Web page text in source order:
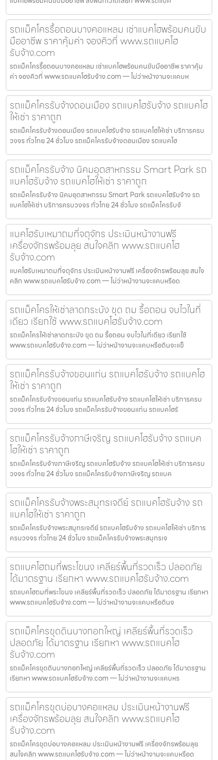
รถแม็คโครรื้อถอนบางคอแหลม เช่าแบคโฮพร้อมคนขับ
มืออาชีพ ราคาคุ้มค่า จองคิวที่ www.รถแบคโฮ
รับจ้าง.com
รถแม็คโครรื้อถอนบางคอแหลม เช่าแบคโฮพร้อมคนขับมืออาชีพ ราคาคุ้ม
ค่า จองคิวที่ www.รถแบคโฮรับจ้าง.com — ไม่ว่าหน้างานจะแคบห
รถแม็คโครรับจ้างดอนเมือง รถแบคโฮรับจ้าง รถแบคโฮ
ให้เช่า ราคาถูก
รถแม็คโครรับจ้างดอนเมือง รถแบคโฮรับจ้าง รถแบคโฮให้เช่า บริการครบ
วงจร ทั่วไทย 24 ชั่วโมง รถแม็คโครรับจ้างดอนเมือง รถแบคโฮ
รถแม็คโครรับจ้าง นิคมอุตสาหกรรม Smart Park รถ
แบคโฮรับจ้าง รถแบคโฮให้เช่า ราคาถูก
รถแม็คโครรับจ้าง นิคมอุตสาหกรรม Smart Park รถแบคโฮรับจ้าง รถ
แบคโฮให้เช่า บริการครบวงจร ทั่วไทย 24 ชั่วโมง รถแม็คโครรับจ้
แบคโฮรับเหมาถมที่จตุจักร ประเมินหน้างานฟรี
เครื่องจักรพร้อมลุย สนใจคลิก www.รถแบคโฮ
รับจ้าง.com
แบคโฮรับเหมาถมที่จตุจักร ประเมินหน้างานฟรี เครื่องจักรพร้อมลุย สนใจ
คลิก www.รถแบคโฮรับจ้าง.com — ไม่ว่าหน้างานจะแคบหรือด
รถแม็คโครให้เช่าลาดกระบัง ขุด ถม รื้อถอน จบไวในที่
เดียว เรียกใช้ www.รถแบคโฮรับจ้าง.com
รถแม็คโครให้เช่าลาดกระบัง ขุด ถม รื้อถอน จบไวในที่เดียว เรียกใช้
www.รถแบคโฮรับจ้าง.com — ไม่ว่าหน้างานจะแคบหรือดินจะแข็
รถแม็คโครรับจ้างขอนแก่น รถแบคโฮรับจ้าง รถแบคโฮ
ให้เช่า ราคาถูก
รถแม็คโครรับจ้างขอนแก่น รถแบคโฮรับจ้าง รถแบคโฮให้เช่า บริการครบ
วงจร ทั่วไทย 24 ชั่วโมง รถแม็คโครรับจ้างขอนแก่น รถแบคโฮรั
รถแม็คโครรับจ้างภาษีเจริญ รถแบคโฮรับจ้าง รถแบค
โฮให้เช่า ราคาถูก
รถแม็คโครรับจ้างภาษีเจริญ รถแบคโฮรับจ้าง รถแบคโฮให้เช่า บริการครบ
วงจร ทั่วไทย 24 ชั่วโมง รถแม็คโครรับจ้างภาษีเจริญ รถแบค
รถแม็คโครรับจ้างพระสมุทรเจดีย์ รถแบคโฮรับจ้าง รถ
แบคโฮให้เช่า ราคาถูก
รถแม็คโครรับจ้างพระสมุทรเจดีย์ รถแบคโฮรับจ้าง รถแบคโฮให้เช่า บริการ
ครบวงจร ทั่วไทย 24 ชั่วโมง รถแม็คโครรับจ้างพระสมุทรเจ
รถแบคโฮถมที่พระโขนง เคลียร์พื้นที่รวดเร็ว ปลอดภัย
ได้มาตรฐาน เรียกหา www.รถแบคโฮรับจ้าง.com
รถแบคโฮถมที่พระโขนง เคลียร์พื้นที่รวดเร็ว ปลอดภัย ได้มาตรฐาน เรียกหา
www.รถแบคโฮรับจ้าง.com — ไม่ว่าหน้างานจะแคบหรือดินจ
รถแม็คโครขุดดินบางกอกใหญ่ เคลียร์พื้นที่รวดเร็ว
ปลอดภัย ได้มาตรฐาน เรียกหา www.รถแบคโฮ
รับจ้าง.com
รถแม็คโครขุดดินบางกอกใหญ่ เคลียร์พื้นที่รวดเร็ว ปลอดภัย ได้มาตรฐาน
เรียกหา www.รถแบคโฮรับจ้าง.com — ไม่ว่าหน้างานจะแคบหร
รถแม็คโครขุดบ่อบางคอแหลม ประเมินหน้างานฟรี
เครื่องจักรพร้อมลุย สนใจคลิก www.รถแบคโฮ
รับจ้าง.com
รถแม็คโครขุดบ่อบางคอแหลม ประเมินหน้างานฟรี เครื่องจักรพร้อมลุย
สนใจคลิก www.รถแบคโฮรับจ้าง.com — ไม่ว่าหน้างานจะแคบหรือด